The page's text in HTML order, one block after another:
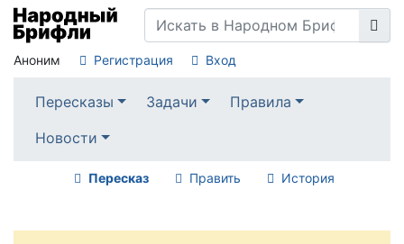
Аноним Регистрация Вход
Пересказы Задачи
Правила
Новости
Пересказ Править История